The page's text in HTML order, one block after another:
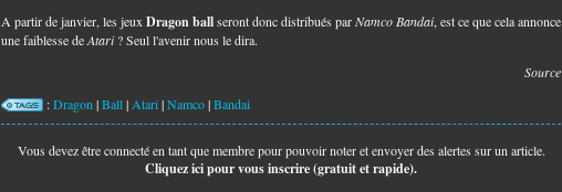
A partir de janvier, les jeux Dragon ballseront donc distribués parNamco Bandai, est ce que cela annonce
une faiblesse deAtari? Seul l'avenir nous le dira.
Source
:Dragon |Ball| Atari|Namco|Bandai
Vous devez être connecté en tant que membre pour pouvoir noter et envoyer des alertes sur un article.
Cliquez ici pour vous inscrire (gratuit et rapide).